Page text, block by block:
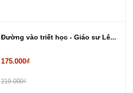
Đường vào triết học - Giáo sư Lê...
175.000₫
219.000₫